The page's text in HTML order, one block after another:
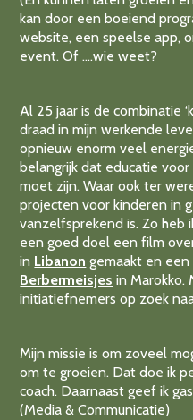
kan door een boeiend
website, een speelse app,
event. Of ….wie weet?
Al 25 jaar is de combinatie
draad in mijn werkende
opnieuw enorm veel
belangrijk dat educatie
moet zijn. Waar ook ter
projecten voor kinderen in
vanzelfsprekend is. Zo heb
een goed doel een film
in Libanon gemaakt en
Berbermeisjes in Marokko.
initiatiefnemers op zoek
Mijn missie is om zoveel
om te groeien. Dat doe ik
coach. Daarnaast geef ik
(Media & Communicatie)